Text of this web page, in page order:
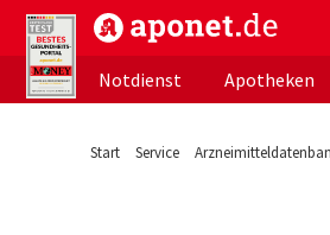
aponet.de - Das offizielle
Notdienst
Apotheken
Start Service